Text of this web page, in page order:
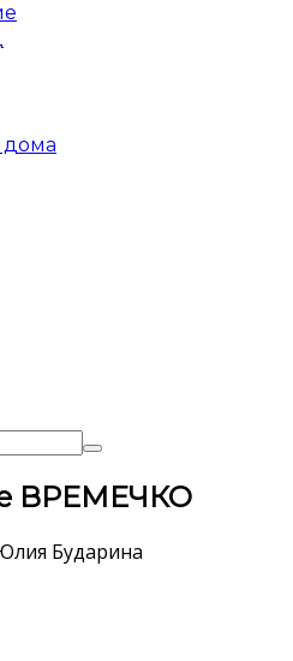
дома
ВРЕМЕЧКО
Бударина